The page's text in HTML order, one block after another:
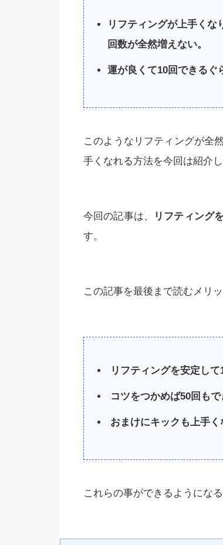
リフティングが上手くな
回数が全然増えない。
運が良くて10回できるぐ
このようなリフティングが全
手くなれる方法を今回は紹介し
今回の記事は、 リフティング
す。
この記事を最後まで読むメリッ
リフティングを安定して
コツをつかめば50回もで
おまけにキックも上手く
これらの事ができるようにな